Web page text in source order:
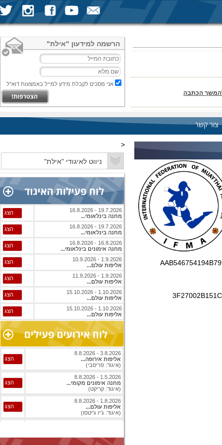
הרשמה למידעון "אילת"
אני מסכים לקבלת מידע למייל באמצעות דוא"ל
הכתבה
את הקרבות במקום השלישי
צור קשר
<
19.7.2026 - 16.8.2026
מחנה בינלאומי...
הצג
19.7.2026 - 16.8.2026
מחנה בינלאומי...
הצג
16.8.2026 - 16.8.2026
מחנה אימונים בינלאומי...
הצג
1.9.2026 - 10.9.2026
אליפות עולם...
הצג
1.9.2026 - 11.9.2026
אליפות עולם...
הצג
1.10.2026 - 15.10.2026
אליפות עולם...
הצג
1.10.2026 - 15.10.2026
אליפות עולם...
הצג
3.8.2026 - 8.8.2026
אליפות אירופה...
(איגוד: פריסבי)
הצג
1.5.2026 - 8.8.2026
מחנה אימונים מקומי...
(איגוד: קריקט)
הצג
1.8.2026 - 8.8.2026
אליפות עולם...
(איגוד: ג'יו ג'יטסו)
הצג
(איגוד: ג'יו ג'יטסו)